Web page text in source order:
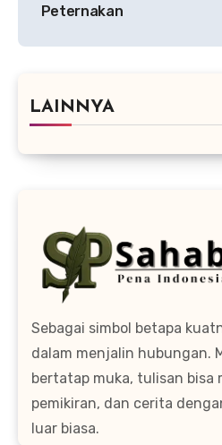
Peternakan
LAINNYA
Sebagai simbol betapa
dalam menjalin hubungan.
bertatap muka, tulisan bisa
pemikiran, dan cerita
luar biasa.